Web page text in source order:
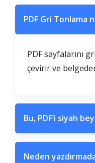
PDF Gri Tonlama
PDF sayfalarını
çevirir ve
Bu, PDF’i siyah
Neden